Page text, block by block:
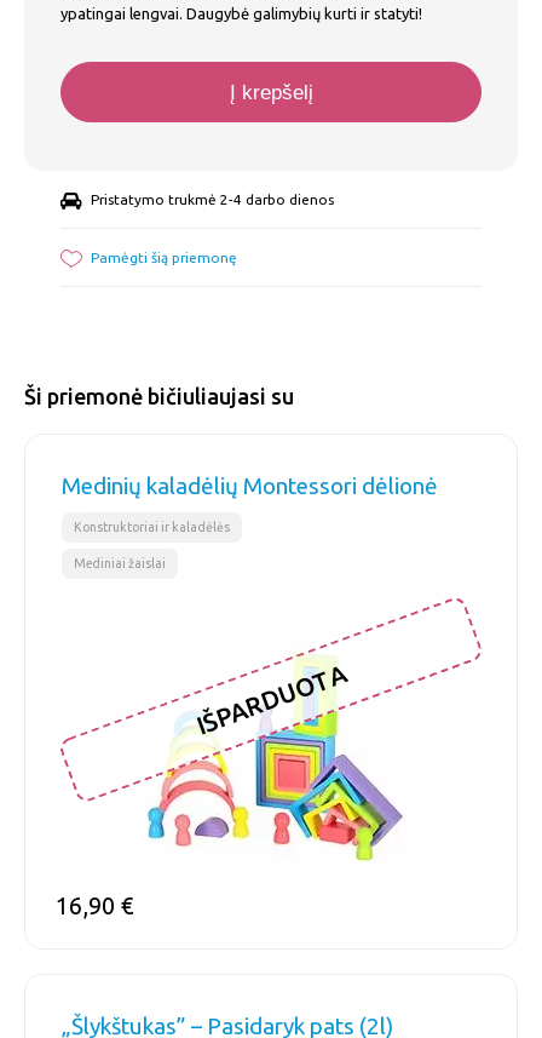
ypatingai lengvai. Daugybė galimybių kurti ir statyti!
Į krepšelį
Pristatymo trukmė 2-4 darbo dienos
Pamėgti šią priemonę
Ši priemonė bičiuliaujasi su
Medinių kaladėlių Montessori dėlionė
Konstruktoriai ir kaladėlės
Mediniai žaislai
16,90 €
IŠPARDUOTA
„Šlykštukas” – Pasidaryk pats (2l)